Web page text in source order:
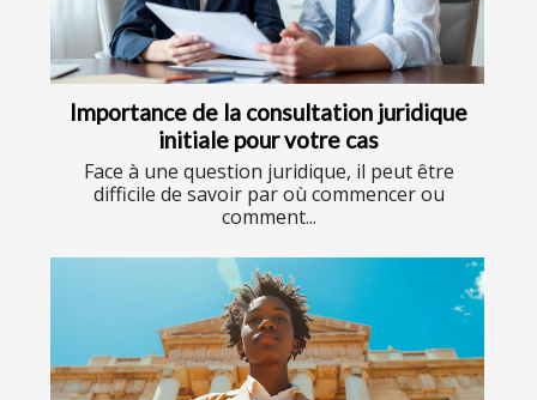
Importance de la consultation juridique
initiale pour votre cas
Face à une question juridique, il peut être
difficile de savoir par où commencer ou
comment...